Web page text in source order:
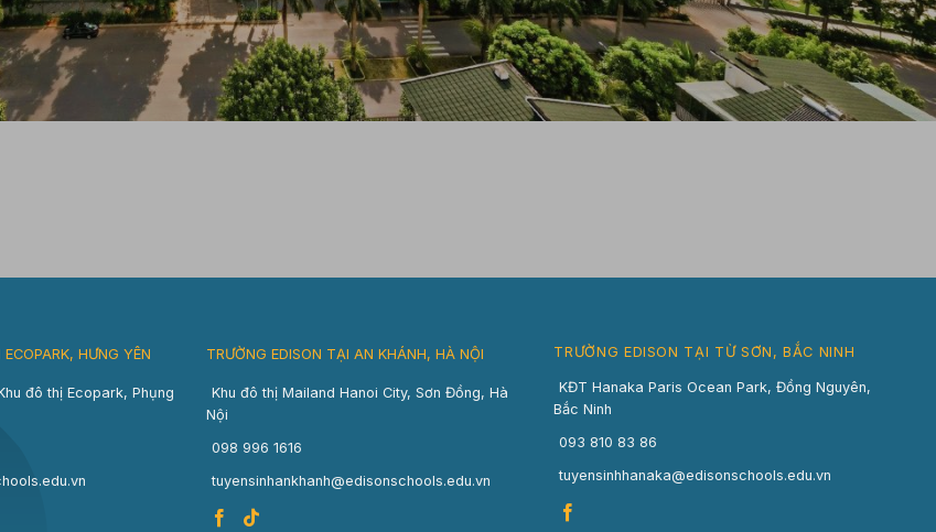
HƯNG YÊN
đô thị Ecopark, Phụng
TRƯỜNG EDISON TẠI AN KHÁNH, HÀ NỘI
Khu đô thị Mailand Hanoi City, Sơn Đồng, Hà
Nội
098 996 1616
tuyensinhankhanh@edisonschools.edu.vn
TRƯỜNG EDISON TẠI TỪ SƠN, BẮC NINH
KĐT Hanaka Paris Ocean Park, Đồng Nguyên,
Bắc Ninh
093 810 83 86
tuyensinhhanaka@edisonschools.edu.vn